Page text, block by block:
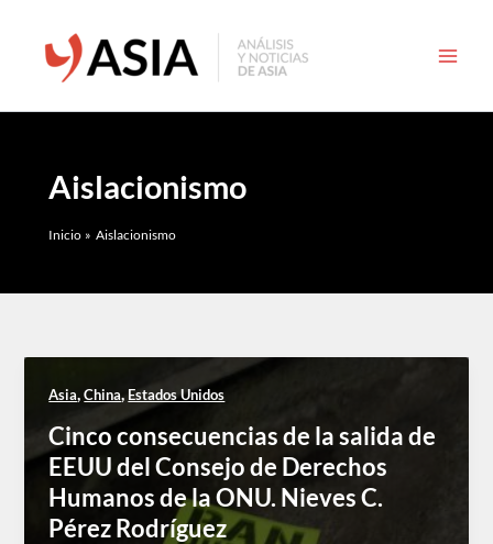
contenido
Aislacionismo
Inicio Aislacionismo
Asia,China,Estados Unidos
Cinco consecuencias de la salida de
EEUU del Consejo de Derechos
Humanos de la ONU. Nieves C.
Pérez Rodríguez